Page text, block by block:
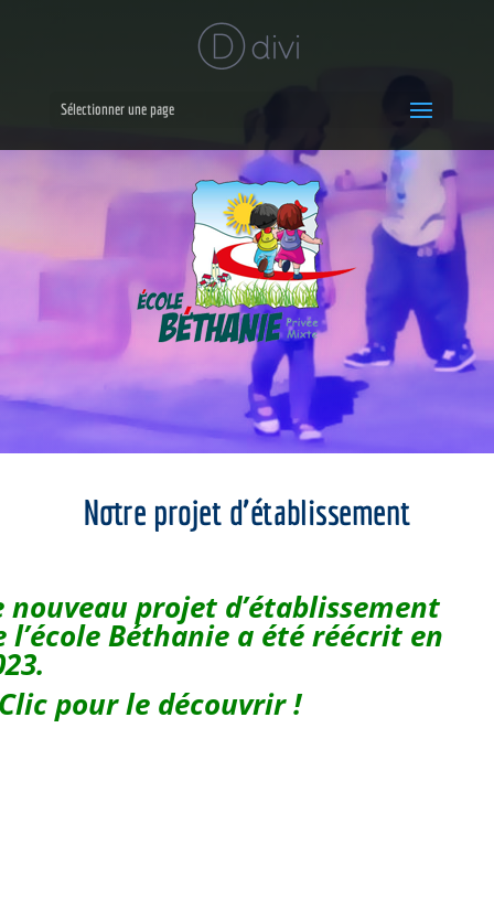
Sélectionner une page
Notre projet d’établissement
nouveau projet d’établissement
l’école Béthanie a été réécrit en
pour le découvrir !